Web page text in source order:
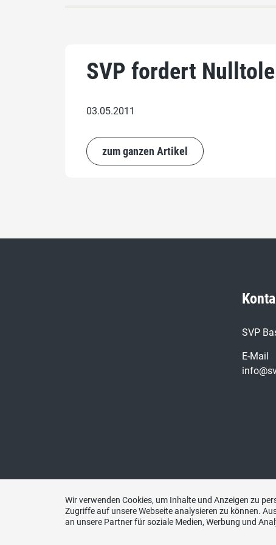
SVP fordert
03.05.2011
zum ganzen Artikel
SVP
E-Mail
Wir verwenden Cookies, um Inhalte und Anzeigen zu
Zugriffe auf unsere Webseite analysieren zu können.
an unsere Partner für soziale Medien, Werbung und